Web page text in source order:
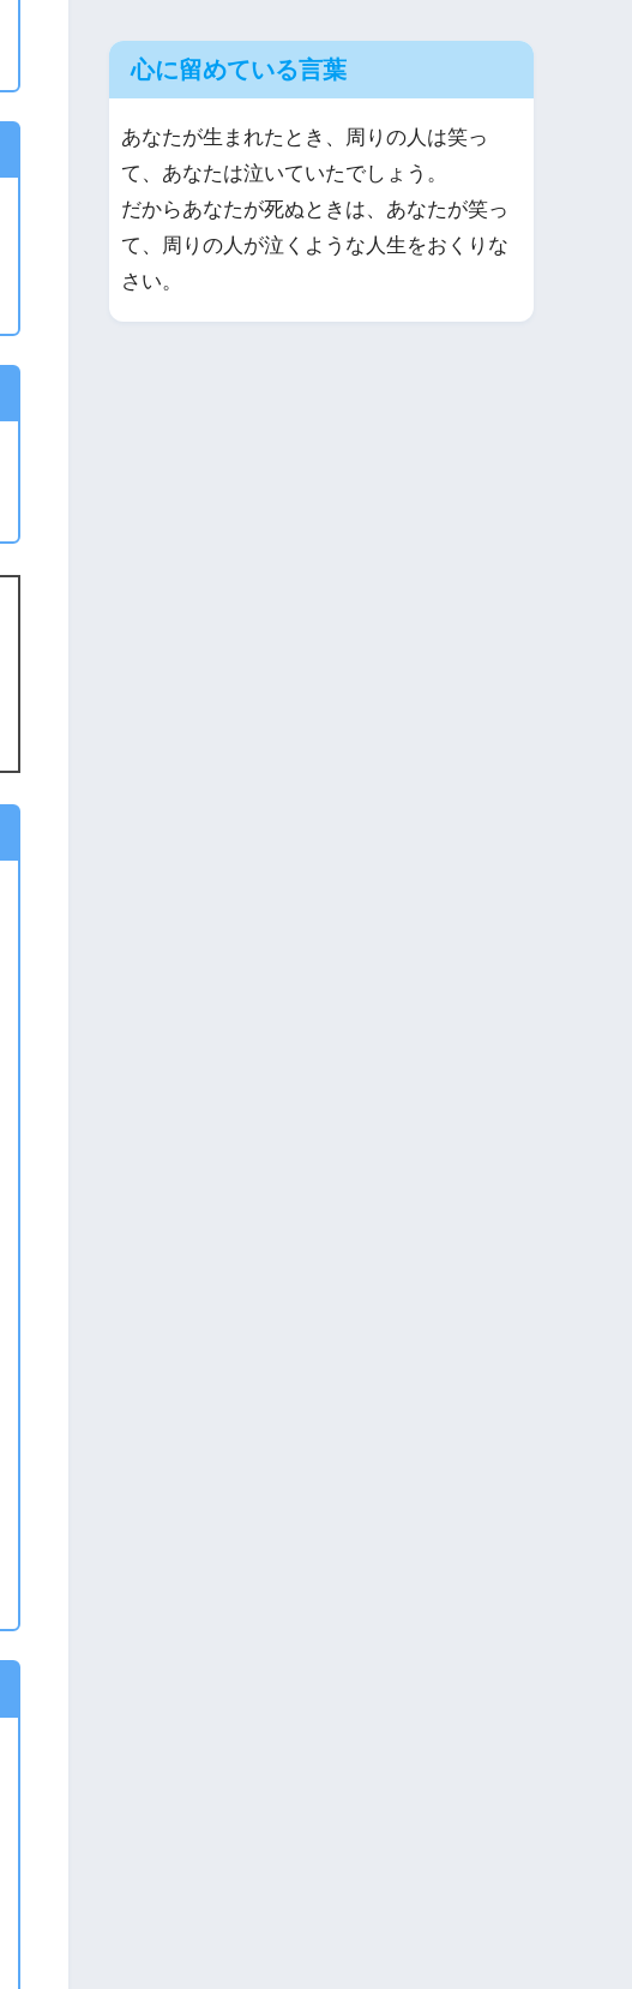
心に留めている言葉
あなたが生まれたとき、周りの人は笑っ
て、あなたは泣いていたでしょう。
だからあなたが死ぬときは、あなたが笑っ
て、周りの人が泣くような人生をおくりな
さい。